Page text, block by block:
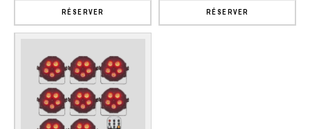
RÉSERVER RÉSERVER